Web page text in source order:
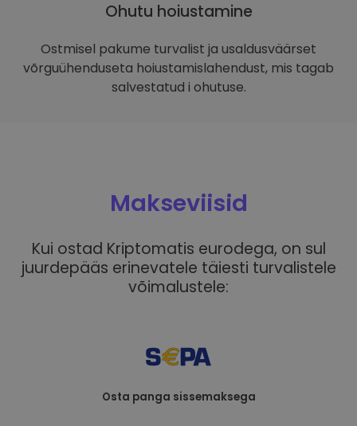
Ohutu hoiustamine
Ostmisel pakume turvalist ja usaldusväärset
võrguühenduseta hoiustamislahendust, mis tagab
salvestatud i ohutuse.
Makseviisid
Kui ostad Kriptomatis eurodega, on sul
juurdepääs erinevatele täiesti turvalistele
võimalustele:
Osta panga sissemaksega